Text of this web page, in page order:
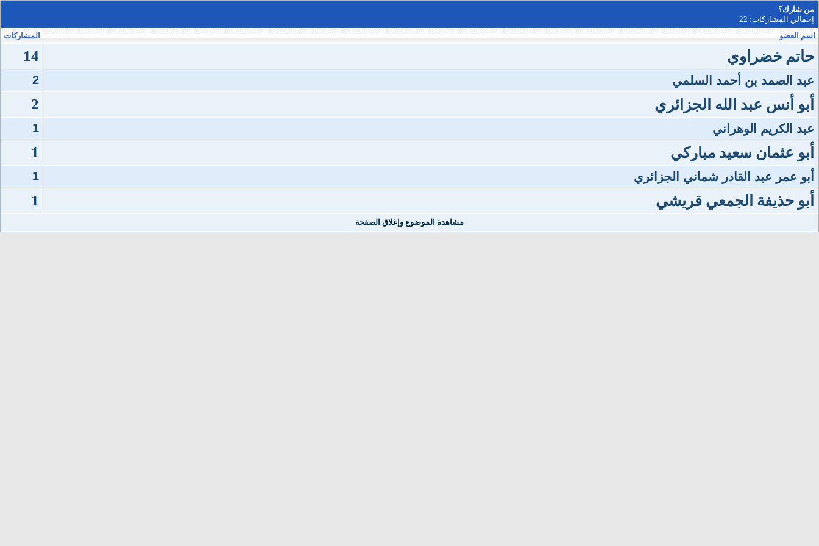
من شارك؟
إجمالي المشاركات: 22
اسم العضو
المشاركات
حاتم خضراوي 14
عبد الصمد بن أحمد السلمي 2
أبو أنس عبد الله الجزائري 2
عبد الكريم الوهراني 1
أبو عثمان سعيد مباركي 1
أبو عمر عبد القادر شماني الجزائري 1
أبو حذيفة الجمعي قريشي 1
مشاهدة الموضوع وإغلاق الصفحة